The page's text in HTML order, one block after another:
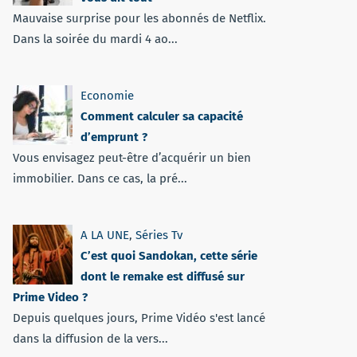
Mauvaise surprise pour les abonnés de Netflix.
Dans la soirée du mardi 4 ao...
Economie
Comment calculer sa capacité
d’emprunt ?
Vous envisagez peut-être d’acquérir un bien
immobilier. Dans ce cas, la pré...
A LA UNE, Séries Tv
C’est quoi Sandokan, cette série
dont le remake est diffusé sur
Prime Video ?
Depuis quelques jours, Prime Vidéo s'est lancé
dans la diffusion de la vers...